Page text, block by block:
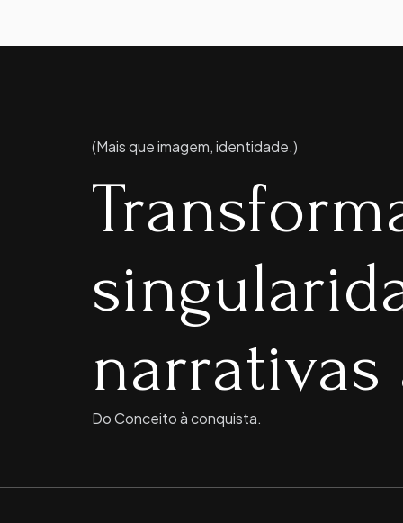
(Mais que imagem, identidade.)
narrativas
Do Conceito à conquista.